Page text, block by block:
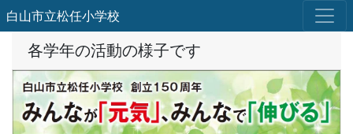
白山市立松任小学校
各学年の活動の様子です